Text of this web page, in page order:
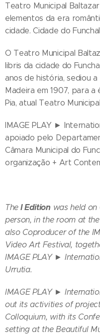
Teatro Municipal
elementos da era
cidade. Cidade do
O Teatro Municipal
libris da cidade do
anos de história, sediou
Madeira em 1907, para
Pia, atual Teatro
IMAGE PLAY ►
apoiado pelo
Câmara Municipal do
organização + Art
The I Edition was held on
person, in the room at
also Coproducer of the
Video Art Festival,
IMAGE PLAY ►
Urrutia.
IMAGE PLAY ►
out its activities of
Colloquium, with its
setting at the Beautiful